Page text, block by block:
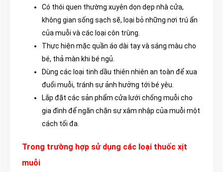
Có thói quen thường xuyên dọn dẹp nhà cửa,
không gian sống sạch sẽ, loại bỏ những nơi trú ẩn
của muỗi và các loại côn trùng.
Thực hiện mặc quần áo dài tay và sáng màu cho
bé, thả màn khi bé ngủ.
Dùng các loại tinh dầu thiên nhiên an toàn để xua
đuổi muỗi, tránh sự ảnh hưởng tới bé yêu.
Lắp đặt các sản phẩm cửa lưới chống muỗi cho
gia đình để ngăn chặn sự xâm nhập của muỗi một
cách tối đa.
Trong trường hợp sử dụng các loại thuốc xịt
muỗi